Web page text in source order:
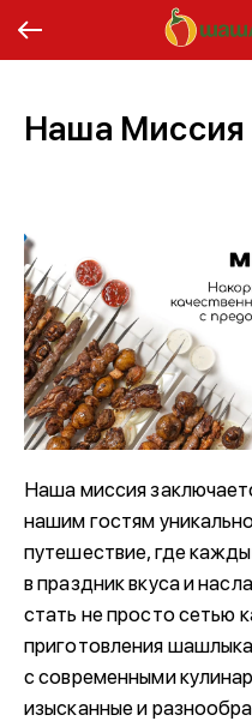
Наша Миссия
Наша миссия
нашим гостям
путешествие, где
в праздник вкуса и
стать не просто сетью
приготовления
с современными
изысканные и